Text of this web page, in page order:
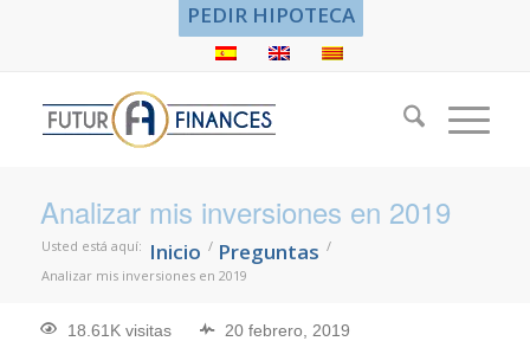
PEDIR HIPOTECA
Analizar mis inversiones en 2019
Usted está aquí: Inicio / Preguntas /
Analizar mis inversiones en 2019
18.61K visitas 20 febrero, 2019